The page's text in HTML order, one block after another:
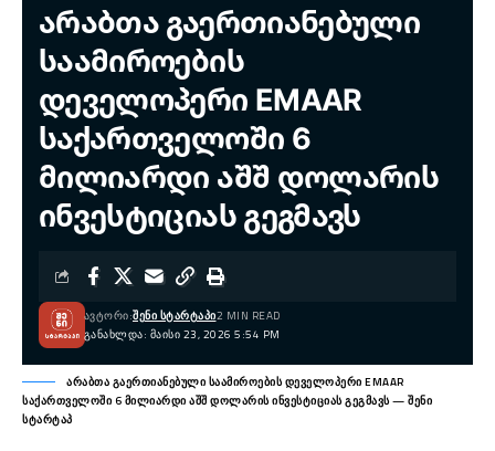
არაბთა გაერთიანებული
საამიროების
დეველოპერი EMAAR
საქართველოში 6
მილიარდი აშშ დოლარის
ინვესტიციას გეგმავს
ᲒᲐᲜᲐᲮᲚᲓᲐ: ᲛᲐᲘᲡᲘ 23, 2026 5:54 PM
ᲐᲕᲢᲝᲠᲘ:ᲨᲔᲜᲘ ᲡᲢᲐᲠᲢᲐᲞᲘ2 MIN READ
არაბთა გაერთიანებული საამიროების დეველოპერი EMAAR
საქართველოში 6 მილიარდი აშშ დოლარის ინვესტიციას გეგმავს — შენი
სტარტაპ